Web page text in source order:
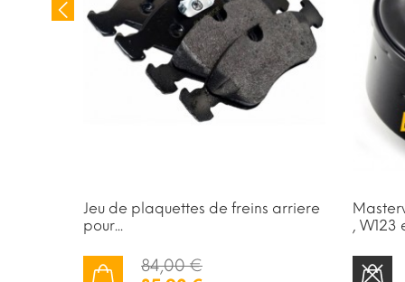
Jeu de plaquettes de freins arriere
pour...
84,00 €
, W123